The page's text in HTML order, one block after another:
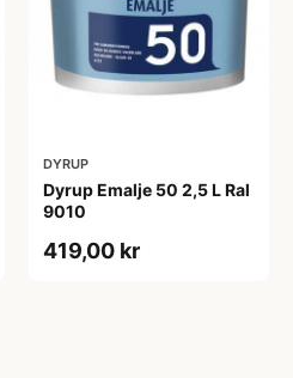
DYRUP
Dyrup Emalje 50 2,5 L Ral
9010
419,00 kr